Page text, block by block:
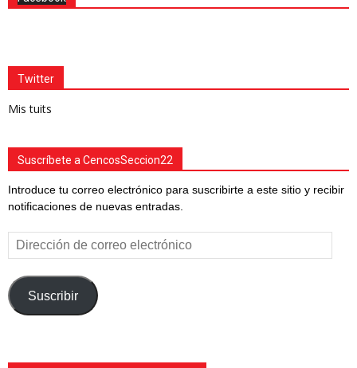
Twitter
Mis tuits
Suscríbete a CencosSeccion22
Introduce tu correo electrónico para suscribirte a este sitio y recibir
notificaciones de nuevas entradas.
Dirección
de
correo
electrónico
Suscribir